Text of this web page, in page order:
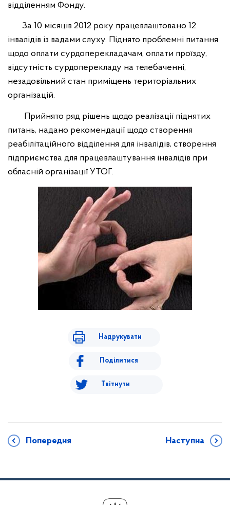
відділенням Фонду.
За 10 місяців 2012 року працевлаштовано 12
інвалідів із вадами слуху. Піднято проблемні питання
щодо оплати сурдоперекладачам, оплати проїзду,
відсутність сурдоперекладу на телебаченні,
незадовільний стан приміщень територіальних
організацій.
Прийнято ряд рішень щодо реалізації піднятих
питань, надано рекомендації щодо створення
реабілітаційного відділення для інвалідів, створення
підприємства для працевлаштування інвалідів при
обласній організації УТОГ.
Надрукувати
Поділитися
Твітнути
Попередня Наступна